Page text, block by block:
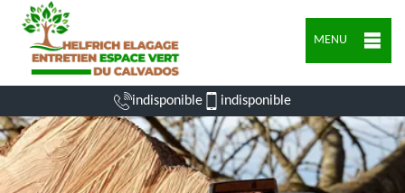
MENU
indisponible indisponible